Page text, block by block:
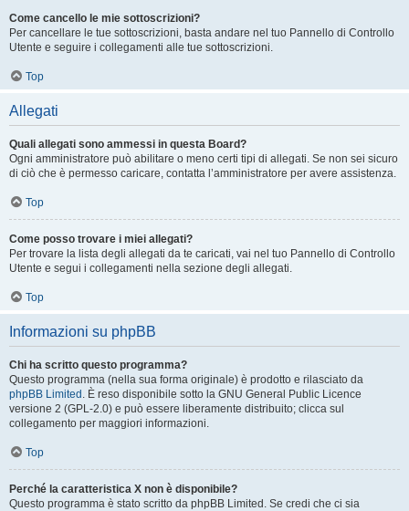
Come cancello le mie sottoscrizioni?
Per cancellare le tue sottoscrizioni, basta andare nel tuo Pannello di Controllo
Utente e seguire i collegamenti alle tue sottoscrizioni.
Top
Allegati
Quali allegati sono ammessi in questa Board?
Ogni amministratore può abilitare o meno certi tipi di allegati. Se non sei sicuro
di ciò che è permesso caricare, contatta l’amministratore per avere assistenza.
Top
Come posso trovare i miei allegati?
Per trovare la lista degli allegati da te caricati, vai nel tuo Pannello di Controllo
Utente e segui i collegamenti nella sezione degli allegati.
Top
Informazioni su phpBB
Chi ha scritto questo programma?
Questo programma (nella sua forma originale) è prodotto e rilasciato da
phpBB Limited . È reso disponibile sotto la GNU General Public Licence
versione 2 (GPL-2.0) e può essere liberamente distribuito; clicca sul
collegamento per maggiori informazioni.
Top
Perché la caratteristica X non è disponibile?
Questo programma è stato scritto da phpBB Limited. Se credi che ci sia